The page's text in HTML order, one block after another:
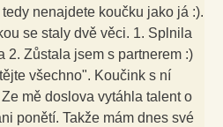
nenajdete koučku jako já :).
se staly dvě věci. 1. Splnila
2. Zůstala jsem s partnerem :)
všechno". Koučink s ní
mě doslova vytáhla talent o
ponětí. Takže mám dnes své